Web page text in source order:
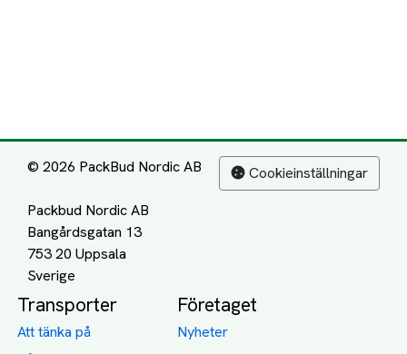
© 2026 PackBud Nordic AB
Packbud Nordic AB
Bangårdsgatan 13
753 20 Uppsala
Cookieinställningar
Transporter
Att tänka på
Företaget
Nyheter